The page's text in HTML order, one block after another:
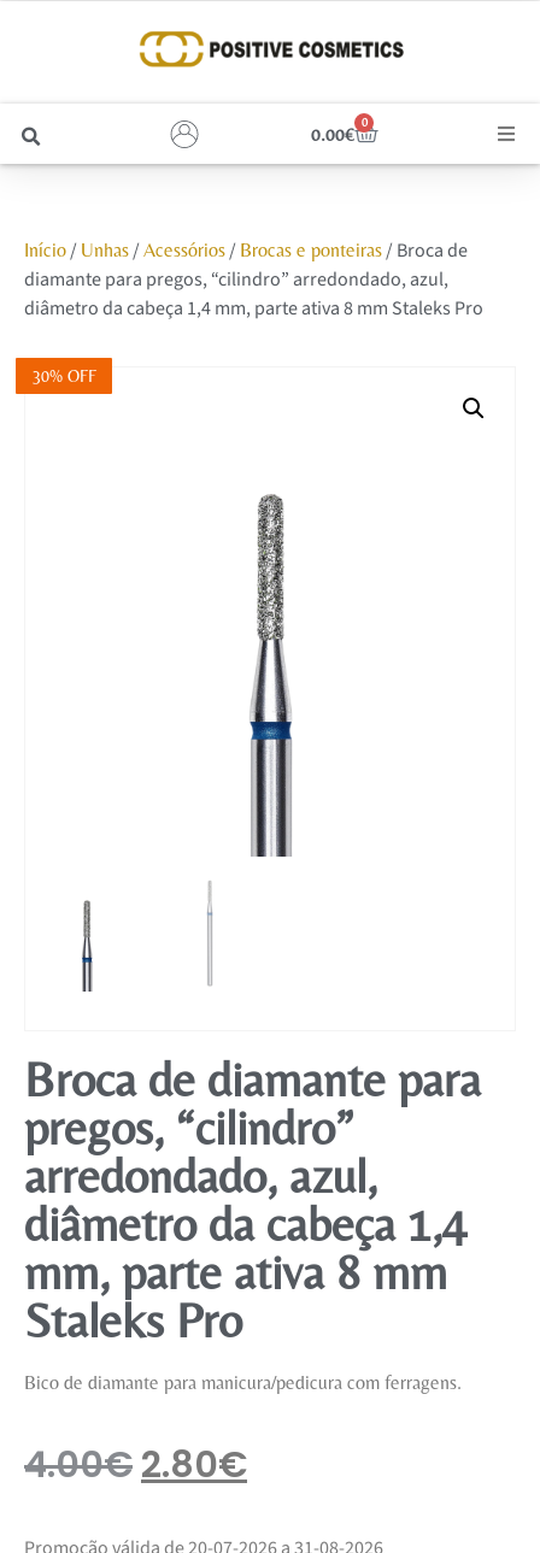
0.00€
0
Unhas
Homem
Rosto
Início/ Unhas/ Acessórios/ Brocas e ponteiras/ Broca de
diamante para pregos, “cilindro” arredondado, azul,
diâmetro da cabeça 1,4 mm, parte ativa 8 mm Staleks Pro
30% OFF
Broca de diamante para
pregos, “cilindro”
arredondado, azul,
diâmetro da cabeça 1,4
mm, parte ativa 8 mm
Staleks Pro
Bico de diamante para manicura/pedicura com ferragens.
4.00€2.80€